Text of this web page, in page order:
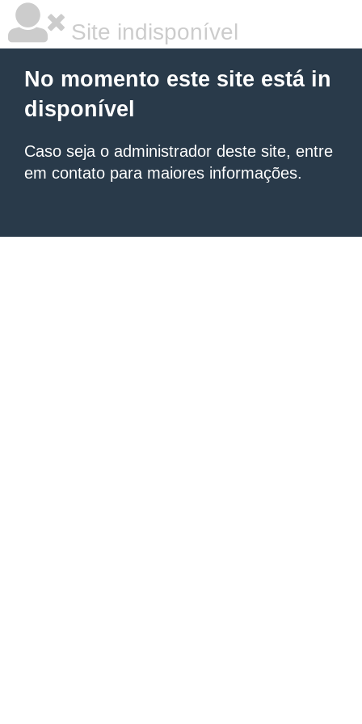
Site indisponível
No momento este site está in
disponível
Caso seja o administrador deste site, entre
em contato para maiores informações.